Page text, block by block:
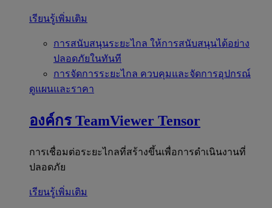
เรียนรู้เพิ่มเติม
การสนับสนุนระยะไกล ให้การสนับสนุนได้อย่าง
ปลอดภัยในทันที
การจัดการระยะไกล ควบคุมและจัดการอุปกรณ์
ดูแผนและราคา
องค์กร TeamViewer Tensor
การเชื่อมต่อระยะไกลที่สร้างขึ้นเพื่อการดำเนินงานที่
ปลอดภัย
เรียนรู้เพิ่มเติม